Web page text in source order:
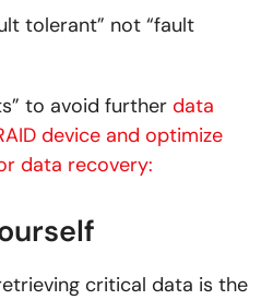
tolerant” not “fault
to avoid furtherdata
device and optimize
data recovery:
critical data is the